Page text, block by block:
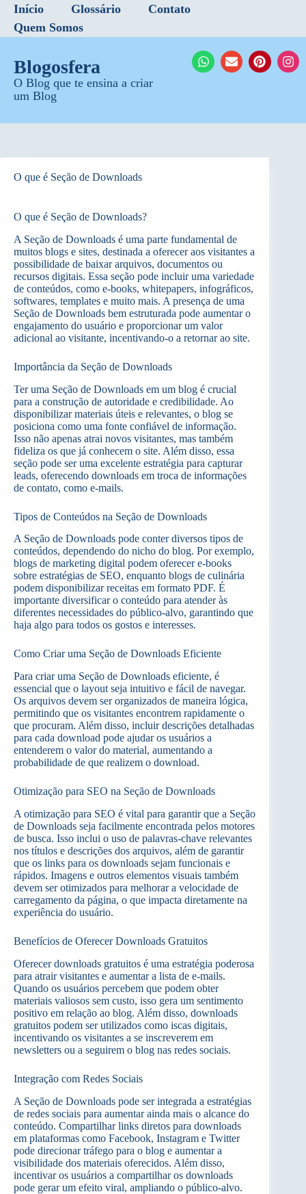
Início Glossário
Contato
Quem Somos
Blogosfera
O Blog que te ensina a criar
um Blog
O que é Seção de Downloads
O que é Seção de Downloads?
A Seção de Downloads é uma parte fundamental de
muitos blogs e sites, destinada a oferecer aos visitantes a
possibilidade de baixar arquivos, documentos ou
recursos digitais. Essa seção pode incluir uma variedade
de conteúdos, como e-books, whitepapers, infográficos,
softwares, templates e muito mais. A presença de uma
Seção de Downloads bem estruturada pode aumentar o
engajamento do usuário e proporcionar um valor
adicional ao visitante, incentivando-o a retornar ao site.
Importância da Seção de Downloads
Ter uma Seção de Downloads em um blog é crucial
para a construção de autoridade e credibilidade. Ao
disponibilizar materiais úteis e relevantes, o blog se
posiciona como uma fonte confiável de informação.
Isso não apenas atrai novos visitantes, mas também
fideliza os que já conhecem o site. Além disso, essa
seção pode ser uma excelente estratégia para capturar
leads, oferecendo downloads em troca de informações
de contato, como e-mails.
Tipos de Conteúdos na Seção de Downloads
A Seção de Downloads pode conter diversos tipos de
conteúdos, dependendo do nicho do blog. Por exemplo,
blogs de marketing digital podem oferecer e-books
sobre estratégias de SEO, enquanto blogs de culinária
podem disponibilizar receitas em formato PDF. É
importante diversificar o conteúdo para atender às
diferentes necessidades do público-alvo, garantindo que
haja algo para todos os gostos e interesses.
Como Criar uma Seção de Downloads Eficiente
Para criar uma Seção de Downloads eficiente, é
essencial que o layout seja intuitivo e fácil de navegar.
Os arquivos devem ser organizados de maneira lógica,
permitindo que os visitantes encontrem rapidamente o
que procuram. Além disso, incluir descrições detalhadas
para cada download pode ajudar os usuários a
entenderem o valor do material, aumentando a
probabilidade de que realizem o download.
Otimização para SEO na Seção de Downloads
A otimização para SEO é vital para garantir que a Seção
de Downloads seja facilmente encontrada pelos motores
de busca. Isso inclui o uso de palavras-chave relevantes
nos títulos e descrições dos arquivos, além de garantir
que os links para os downloads sejam funcionais e
rápidos. Imagens e outros elementos visuais também
devem ser otimizados para melhorar a velocidade de
carregamento da página, o que impacta diretamente na
experiência do usuário.
Benefícios de Oferecer Downloads Gratuitos
Oferecer downloads gratuitos é uma estratégia poderosa
para atrair visitantes e aumentar a lista de e-mails.
Quando os usuários percebem que podem obter
materiais valiosos sem custo, isso gera um sentimento
positivo em relação ao blog. Além disso, downloads
gratuitos podem ser utilizados como iscas digitais,
incentivando os visitantes a se inscreverem em
newsletters ou a seguirem o blog nas redes sociais.
Integração com Redes Sociais
A Seção de Downloads pode ser integrada a estratégias
de redes sociais para aumentar ainda mais o alcance do
conteúdo. Compartilhar links diretos para downloads
em plataformas como Facebook, Instagram e Twitter
pode direcionar tráfego para o blog e aumentar a
visibilidade dos materiais oferecidos. Além disso,
incentivar os usuários a compartilhar os downloads
pode gerar um efeito viral, ampliando o público-alvo.